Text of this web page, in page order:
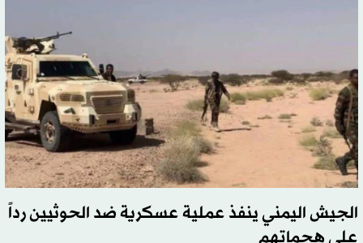
الجيش اليمني ينفذ عملية عسكرية ضد الحوثيين رداً
على هجماتهم